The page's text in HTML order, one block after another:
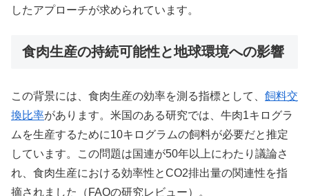
したアプローチが求められています。
食肉生産の持続可能性と地球環境への影響
この背景には、食肉生産の効率を測る指標として、 飼料交
換比率があります。米国のある研究では、牛肉1キログラ
ムを生産するために10キログラムの飼料が必要だと推定
しています。この問題は国連が50年以上にわたり議論さ
れ、食肉生産における効率性とCO2排出量の関連性を指
摘されました（FAOの研究レビュー）。